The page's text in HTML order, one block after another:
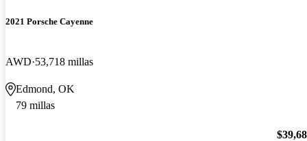
2021 Porsche Cayenne
AWD 53,718 millas
Edmond, OK
79 millas